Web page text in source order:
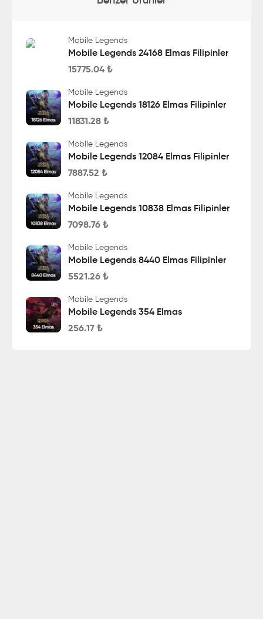
Mobile Legends
Mobile Legends 24168 Elmas Filipinler
15775.04 ₺
Mobile Legends
Mobile Legends 18126 Elmas Filipinler
11831.28 ₺
Mobile Legends
Mobile Legends 12084 Elmas Filipinler
7887.52 ₺
Mobile Legends
Mobile Legends 10838 Elmas Filipinler
7098.76 ₺
Mobile Legends
Mobile Legends 8440 Elmas Filipinler
5521.26 ₺
Mobile Legends
Mobile Legends 354 Elmas
256.17 ₺